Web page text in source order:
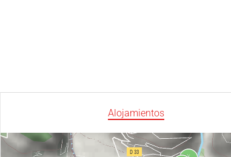
Alojamientos